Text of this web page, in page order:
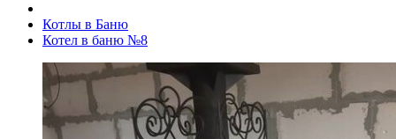
Котлы в Баню
Котел в баню №8